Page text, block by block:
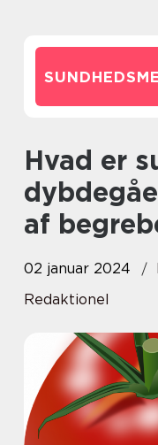
Hvad er sundhed – En
af
02 januar 2024
Redaktionel